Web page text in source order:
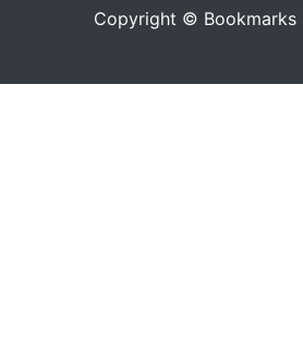
Copyright © Bookmarks